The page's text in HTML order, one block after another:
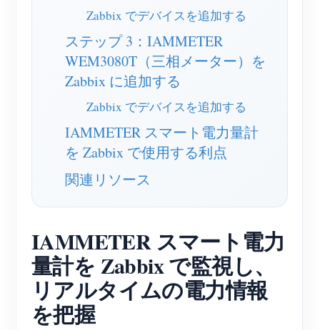
ホームオートメーション
工場エネルギー監視
ドキュメント
チュートリアル動画
FAQ
コントリビュータープログラム
コントリビューターセンター
IAMMETER 活動
フォーラム
App Store
サイトを探す
PVランキング
ソリューション
お問い合わせ
会社情報
Zabbix でデバイスを追加する
ステップ 3：IAMMETER
WEM3080T（三相メーター）を
Zabbix に追加する
Zabbix でデバイスを追加する
IAMMETER スマート電力量計
を Zabbix で使用する利点
関連リソース
IAMMETER スマート電力
量計を Zabbix で監視し、
リアルタイムの電力情報
を把握